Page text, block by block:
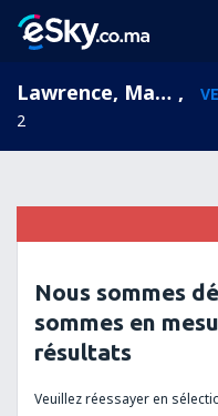
Lawrence, Massachusetts, États-Unis ,
2
Nous sommes
sommes en
résultats
Veuillez réessayer en